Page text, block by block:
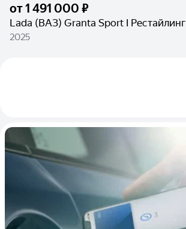
от1 491 000 ₽
Lada (ВАЗ) Granta Sport I Рестайлинг
2025